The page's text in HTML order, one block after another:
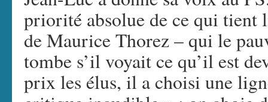
priorité absolue de ce qui
de Maurice Thorez – qui le
tombe s’il voyait ce qu’il est
prix les élus, il a choisi une